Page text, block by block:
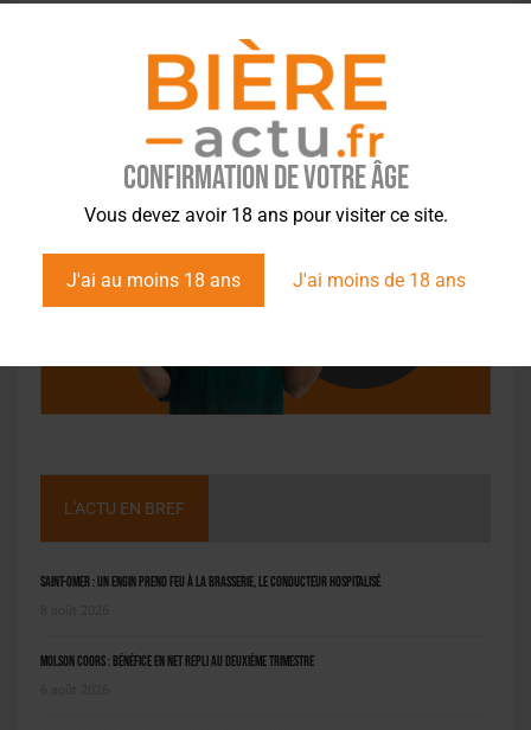
Confirmation de votre âge
Vous devez avoir 18 ans pour visiter ce site.
J'ai au moins 18 ans J'ai moins de 18 ans
L'ACTU EN BREF
Saint-Omer : un engin prend feu à la brasserie, le conducteur hospitalisé
Molson Coors : bénéfice en net repli au deuxième trimestre